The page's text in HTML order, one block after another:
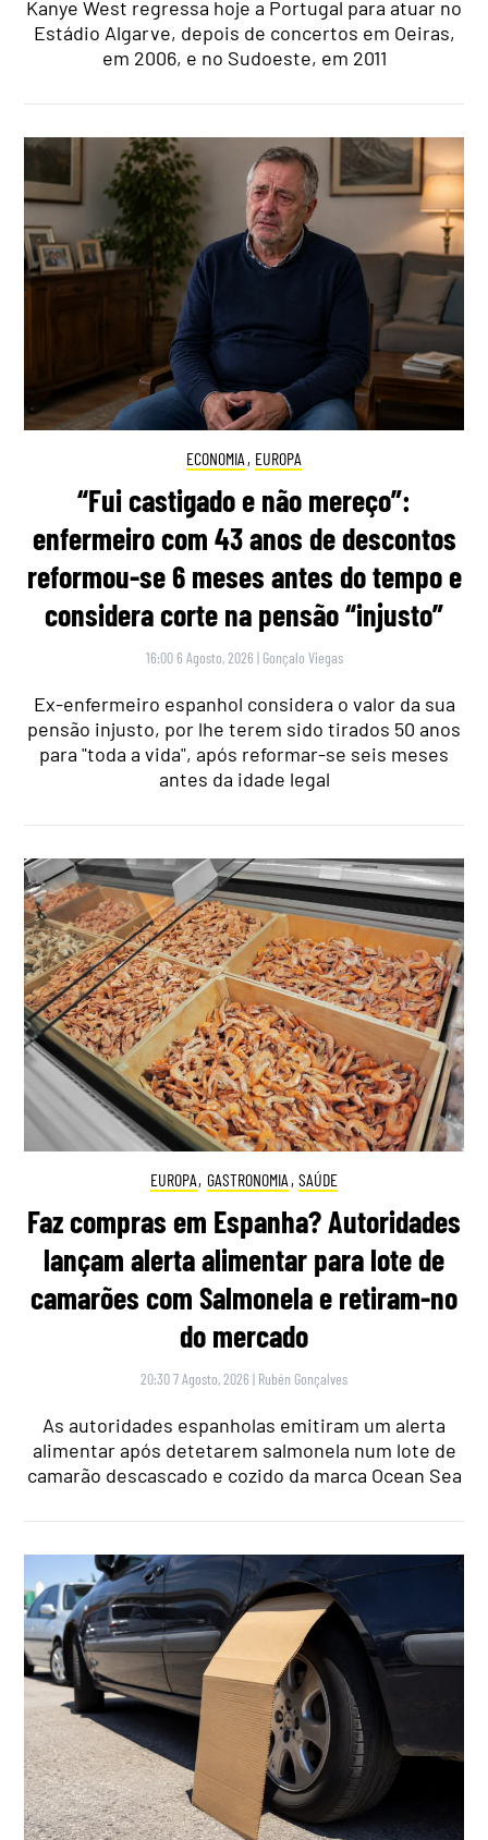
Kanye West regressa hoje a Portugal para atuar no
Estádio Algarve, depois de concertos em Oeiras,
em 2006, e no Sudoeste, em 2011
ECONOMIA , EUROPA
“Fui castigado e não mereço”:
enfermeiro com 43 anos de descontos
reformou-se 6 meses antes do tempo e
considera corte na pensão “injusto”
16:00 6 Agosto, 2026 | Gonçalo Viegas
Ex-enfermeiro espanhol considera o valor da sua
pensão injusto, por lhe terem sido tirados 50 anos
para "toda a vida", após reformar-se seis meses
antes da idade legal
EUROPA, GASTRONOMIA , SAÚDE
Faz compras em Espanha? Autoridades
lançam alerta alimentar para lote de
camarões com Salmonela e retiram-no
do mercado
20:30 7 Agosto, 2026 | Rubén Gonçalves
As autoridades espanholas emitiram um alerta
alimentar após detetarem salmonela num lote de
camarão descascado e cozido da marca Ocean Sea